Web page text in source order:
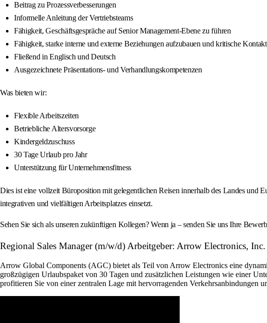
Beitrag zu Prozessverbesserungen
Informelle Anleitung der Vertriebsteams
Fähigkeit, Geschäftsgespräche auf Senior Management-Ebene zu führen
Fähigkeit, starke interne und externe Beziehungen aufzubauen und kritische
Fließend in Englisch und Deutsch
Ausgezeichnete Präsentations- und Verhandlungskompetenzen
Was bieten wir:
Flexible Arbeitszeiten
Betriebliche Altersvorsorge
Kindergeldzuschuss
30 Tage Urlaub pro Jahr
Unterstützung für Unternehmensfitness
Dies ist eine vollzeit Büroposition mit gelegentlichen Reisen innerhalb des Landes und
integrativen und vielfältigen Arbeitsplatzes einsetzt.
Sehen Sie sich als unseren zukünftigen Kollegen? Wenn ja – senden Sie uns Ihre
Regional Sales Manager (m/w/d) Arbeitgeber: Arrow Electronics, Inc.
Arrow Global Components (AGC) bietet als Teil von Arrow Electronics eine
großzügigen Urlaubspaket von 30 Tagen und zusätzlichen Leistungen wie einer
profitieren Sie von einer zentralen Lage mit hervorragenden